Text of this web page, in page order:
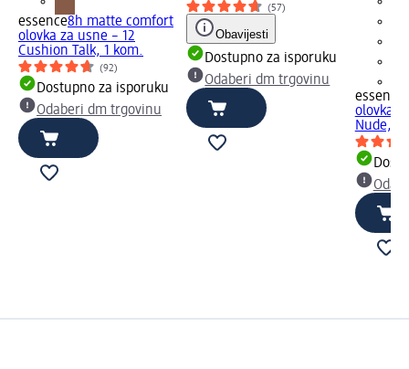
essence8h matte comfort
olovka za usne – 12
Cushion Talk, 1 kom.
(92)
Dostupno za isporuku
Odaberi dm trgovinu
(57)
Obavijesti
Dostupno za isporuku
Odaberi dm trgovinu
essence
olovka
Nude,